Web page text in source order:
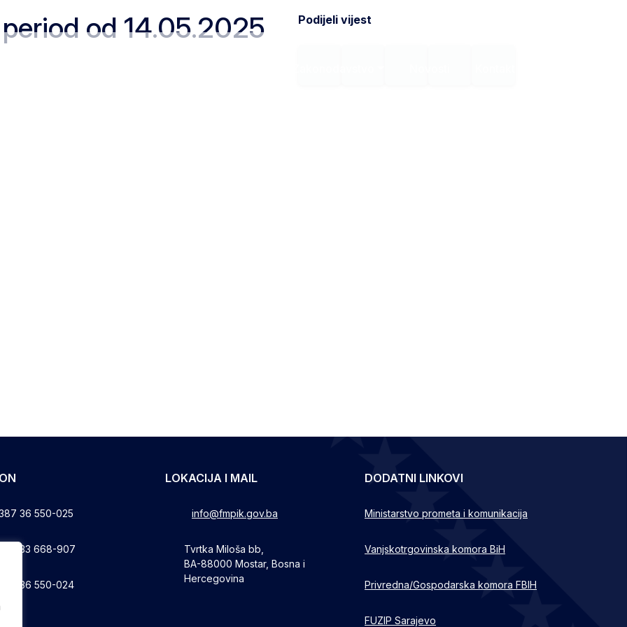
od 14.05.2025
Podijeli vijest
36 550-025
33 668-907
36 550-024
LOKACIJA I MAIL
info@fmpik.gov.ba
Tvrtka Miloša bb,
BA-88000 Mostar, Bosna i
Hercegovina
DODATNI LINKOVI
Ministarstvo prometa i komunikacija
Vanjskotrgovinska komora BiH
Privredna/Gospodarska komora FBIH
FUZIP Sarajevo